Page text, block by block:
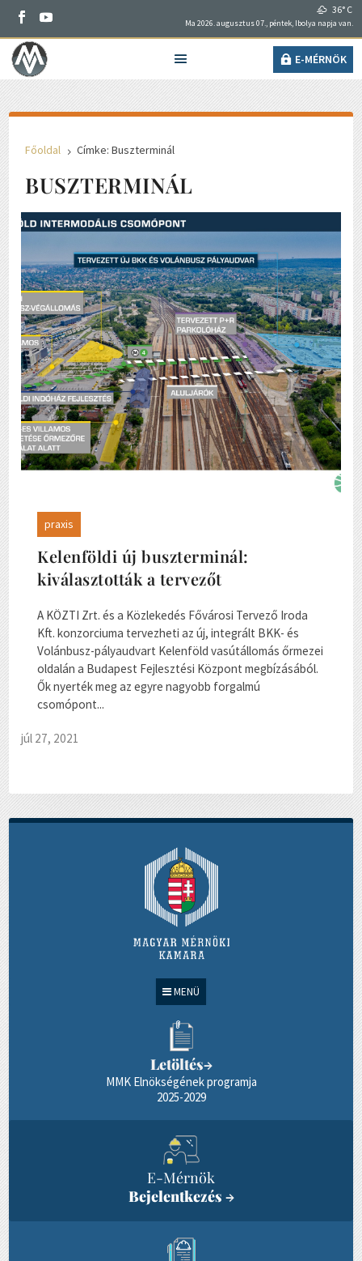
36° C
Ma 2026. augusztus 07., péntek, Ibolya napja van.
E-MÉRNÖK
MENÜ
Letöltés→
MMK Elnökségének programja
2025-2029
E-Mérnök
Bejelentkezés →
Főoldal 5 Címke: Buszterminál
BUSZTERMINÁL
praxis
Kelenföldi új buszterminál:
kiválasztották a tervezőt
A KÖZTI Zrt. és a Közlekedés Fővárosi Tervező Iroda
Kft. konzorciuma tervezheti az új, integrált BKK- és
Volánbusz-pályaudvart Kelenföld vasútállomás őrmezei
oldalán a Budapest Fejlesztési Központ megbízásából.
Ők nyerték meg az egyre nagyobb forgalmú
csomópont...
júl 27, 2021